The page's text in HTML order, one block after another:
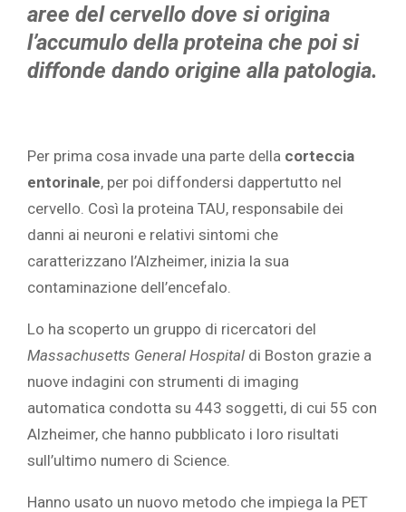
aree del cervello dove si origina
l’accumulo della proteina che poi si
diffonde dando origine alla patologia.
Per prima cosa invade una parte della corteccia
entorinale, per poi diffondersi dappertutto nel
cervello. Così la proteina TAU, responsabile dei
danni ai neuroni e relativi sintomi che
caratterizzano l’Alzheimer, inizia la sua
contaminazione dell’encefalo.
Lo ha scoperto un gruppo di ricercatori del
Massachusetts General Hospital di Boston grazie a
nuove indagini con strumenti di imaging
automatica condotta su 443 soggetti, di cui 55 con
Alzheimer, che hanno pubblicato i loro risultati
sull’ultimo numero di Science.
Hanno usato un nuovo metodo che impiega la PET